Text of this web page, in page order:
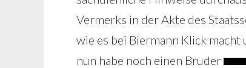
Vermerks in der Akte des
wie es bei Biermann Klick
nun habe noch einen Bruder